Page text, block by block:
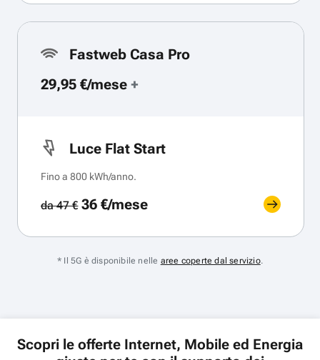
Fastweb Casa Pro
29,95 €/mese +
Luce Flat Start
Fino a 800 kWh/anno.
da 47 €36 €/mese
* Il 5G è disponibile nelle aree coperte dal servizio.
Scopri le offerte Internet, Mobile ed Energia